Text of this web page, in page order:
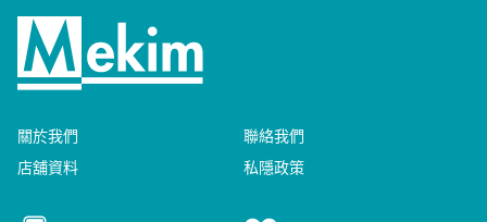
關於我們 聯絡我們
店舖資料 私隱政策